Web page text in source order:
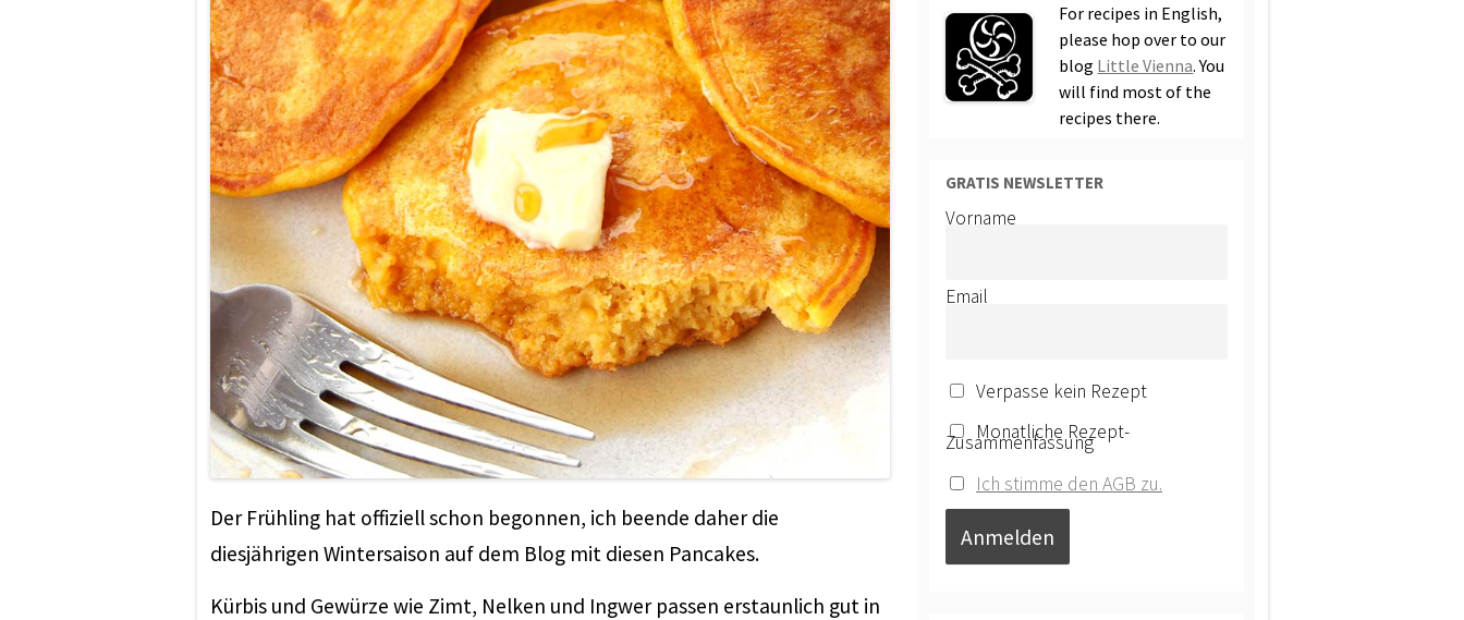
Der Frühling hat offiziell schon begonnen, ich beende daher die
diesjährigen Wintersaison auf dem Blog mit diesen Pancakes.
Kürbis und Gewürze wie Zimt, Nelken und Ingwer passen erstaunlich gut in
For recipes in English,
please hop over to our
blog Little Vienna. You
will find most of the
recipes there.
GRATIS NEWSLETTER
Vorname
Email
Verpasse kein Rezept
Monatliche Rezept-
Zusammenfassung
Ich stimme den AGB zu.